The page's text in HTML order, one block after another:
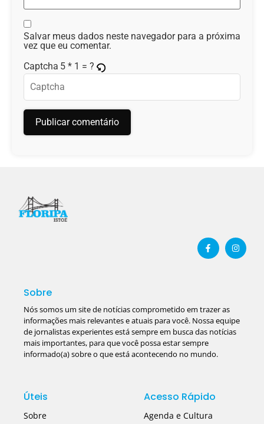
Salvar meus dados neste navegador para a próxima
vez que eu comentar.
Captcha 5 * 1 = ?
Sobre
Nós somos um site de notícias comprometido em trazer as
informações mais relevantes e atuais para você. Nossa equipe
de jornalistas experientes está sempre em busca das notícias
mais importantes, para que você possa estar sempre
informado(a) sobre o que está acontecendo no mundo.
Úteis
Sobre
Acesso Rápido
Agenda e Cultura